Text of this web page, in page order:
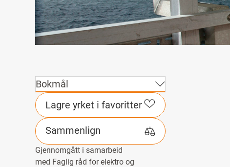
Bokmål
Lagre yrket i favoritter
Sammenlign
Gjennomgått i samarbeid
med Faglig råd for elektro og